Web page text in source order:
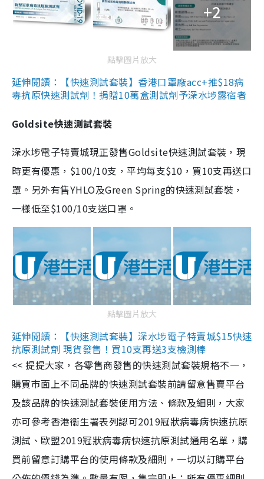
+2
點擊圖片放大
延伸閱讀：【快速測試套裝】香港口罩廠acc+推$18病
毒抗原快速測試劑！捐贈10萬盒測試劑予深水埗露宿者
Goldsite快速測試套裝
深水埗電子特賣城現正發售Goldsite快速測試套裝，現
時更有優惠，$100/10支，平均每支$10，買10支再送口
罩。另外有售YHLO及Green Spring的快速測試套裝，
一樣低至$100/10支送口罩。
點擊圖片放大
延伸閱讀：【快速測試套裝】深水埗電子特賣城$15快速
抗原測試劑 現貨發售！買10支再送3支檢測棒
<< 提提大家，各零售商發售的快速測試套裝規格不一，
購買市面上不同品牌的快速測試套裝前請留意售賣平台
及該品牌的快速測試套裝使用方法、條款及細則，大家
亦可參考香港衞生署表列認可2019冠狀病毒病快速抗原
測試、歐盟2019冠狀病毒病快速抗原測試通用名單，購
買前留意訂購平台的使用條款及細則，一切以訂購平台